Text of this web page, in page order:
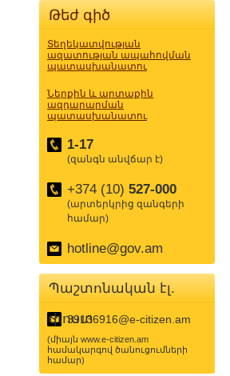
Թեժ գիծ
Տեղեկատվության
ազատության ապահովման
պատասխանատու
Ներքին և արտաքին
ազդարարման
պատասխանատու
1-17
(զանգն անվճար է)
+374 (10) 527-000
(արտերկրից զանգերի
համար)
hotline@gov.am
Պաշտոնական էլ.
փոստ
39136916@e-citizen.am
(միայն www.e-citizen.am
համակարգով ծանուցումների
համար)